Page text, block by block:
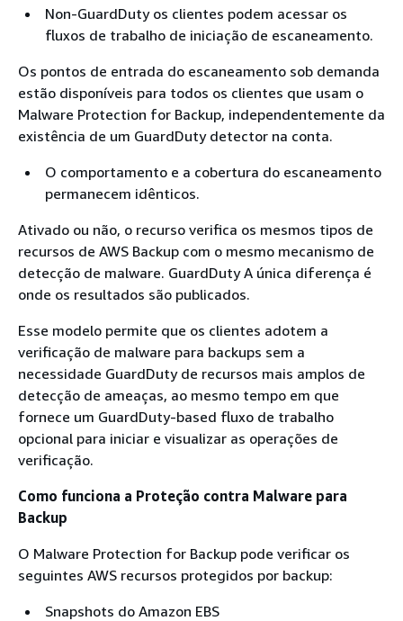
Non-GuardDuty os clientes podem acessar os
fluxos de trabalho de iniciação de escaneamento.
Os pontos de entrada do escaneamento sob demanda
estão disponíveis para todos os clientes que usam o
Malware Protection for Backup, independentemente da
existência de um GuardDuty detector na conta.
O comportamento e a cobertura do escaneamento
permanecem idênticos.
Ativado ou não, o recurso verifica os mesmos tipos de
recursos de AWS Backup com o mesmo mecanismo de
detecção de malware. GuardDuty A única diferença é
onde os resultados são publicados.
Esse modelo permite que os clientes adotem a
verificação de malware para backups sem a
necessidade GuardDuty de recursos mais amplos de
detecção de ameaças, ao mesmo tempo em que
fornece um GuardDuty-based fluxo de trabalho
opcional para iniciar e visualizar as operações de
verificação.
Como funciona a Proteção contra Malware para
Backup
O Malware Protection for Backup pode verificar os
seguintes AWS recursos protegidos por backup:
Snapshots do Amazon EBS